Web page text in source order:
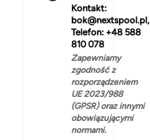
Kontakt:
bok@nextspool.pl,
Telefon: +48 588
810 078
Zapewniamy
zgodność z
rozporządzeniem
UE 2023/988
(GPSR) oraz innymi
obowiązującymi
normami.